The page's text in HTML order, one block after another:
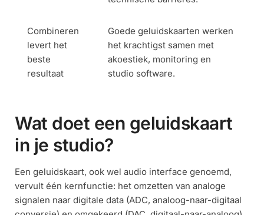
Combineren
levert het
beste
resultaat
Goede geluidskaarten werken
het krachtigst samen met
akoestiek, monitoring en
studio software.
Wat doet een geluidskaart
in je studio?
Een geluidskaart, ook wel audio interface genoemd,
vervult één kernfunctie: het omzetten van analoge
signalen naar digitale data (ADC, analoog-naar-digitaal